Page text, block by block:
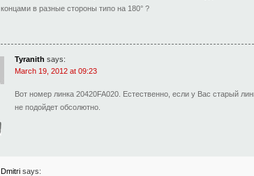
концами в разные стороны типо на 180° ?
Tyranith says:
March 19, 2012 at 09:23
Вот номер линка 20420FA020. Естественно, если у Вас старый
не подойдет обсолютно.
Dmitri says: